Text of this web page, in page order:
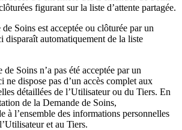
figurant sur la liste d’attente partagée.
Soins est acceptée ou clôturée par un
disparaît automatiquement de la liste
Soins n’a pas été acceptée par un
dispose pas d’un accès complet aux
détaillées de l’Utilisateur ou du Tiers. En
de la Demande de Soins,
à l’ensemble des informations personnelles
et au Tiers.